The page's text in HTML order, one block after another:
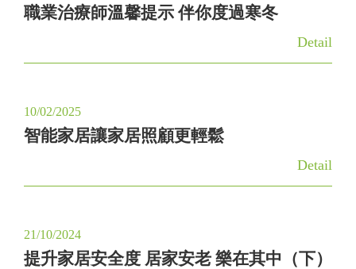
職業治療師溫馨提示 伴你度過寒冬
Detail
10/02/2025
智能家居讓家居照顧更輕鬆
Detail
21/10/2024
提升家居安全度 居家安老 樂在其中（下）